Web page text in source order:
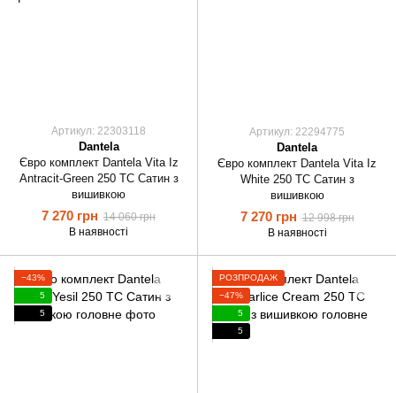
Артикул: 22303118
Dantela
Євро комплект Dantela Vita Iz
Antracit-Green 250 ТС Сатин з
вишивкою
7 270 грн 14 060 грн
В наявності
Артикул: 22294775
Dantela
Євро комплект Dantela Vita Iz
White 250 ТС Сатин з
вишивкою
7 270 грн 12 998 грн
В наявності
−43%
5
5
РОЗПРОДАЖ
−47%
5
5